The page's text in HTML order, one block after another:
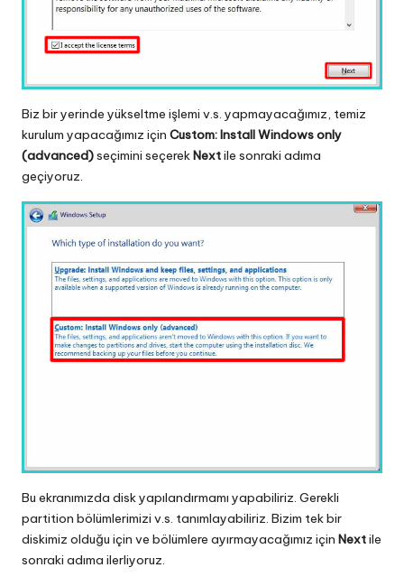
Biz bir yerinde yükseltme işlemi v.s. yapmayacağımız, temiz
kurulum yapacağımız için Custom: Install Windows only
(advanced)seçimini seçerekNextile sonraki adıma
geçiyoruz.
Bu ekranımızda disk yapılandırmamı yapabiliriz. Gerekli
partition bölümlerimizi v.s. tanımlayabiliriz. Bizim tek bir
diskimiz olduğu için ve bölümlere ayırmayacağımız için Nextile
sonraki adıma ilerliyoruz.